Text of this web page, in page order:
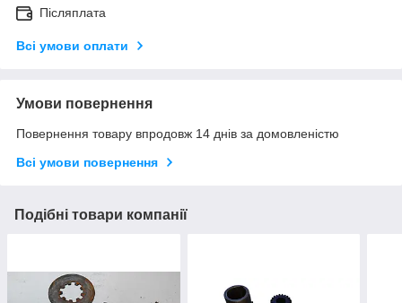
Післяплата
Всі умови оплати
Умови повернення
Повернення товару впродовж 14 днів за домовленістю
Всі умови повернення
Подібні товари компанії